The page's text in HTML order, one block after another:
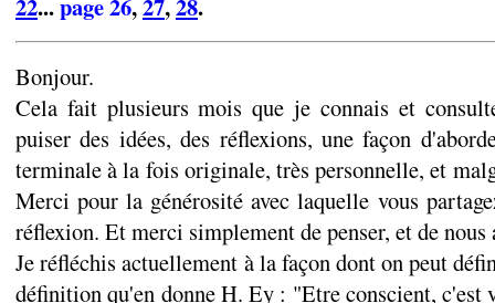
Bonjour.
Cela fait plusieurs mois que je connais et
puiser des idées, des réflexions, une façon
terminale à la fois originale, très personnelle, et
Merci pour la générosité avec laquelle vous
réflexion. Et merci simplement de penser, et de nous
Je réfléchis actuellement à la façon dont on peut
définition qu'en donne H. Ey : "Etre conscient,